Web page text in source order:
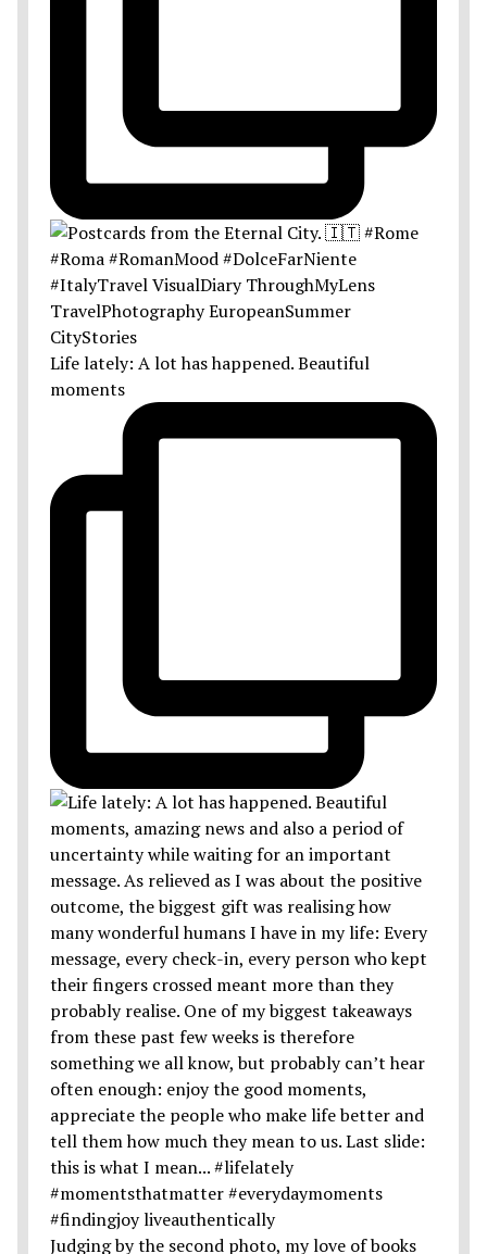
Life lately: A lot has happened. Beautiful
moments
Judging by the second photo, my love of books